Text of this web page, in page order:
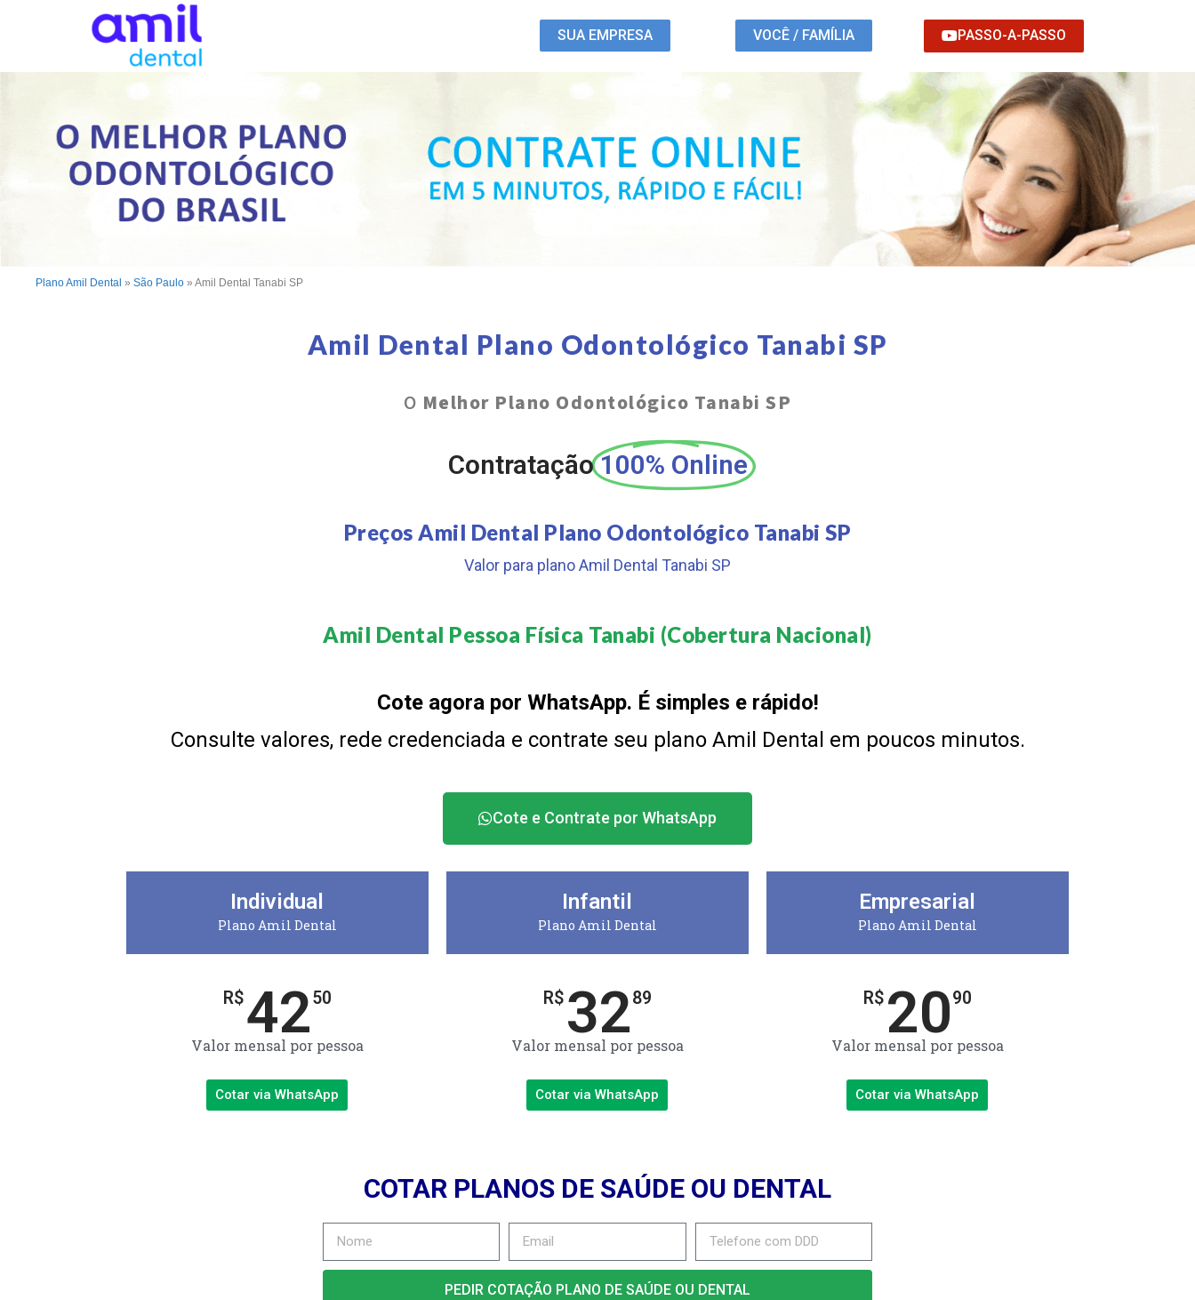
SUA EMPRESA VOCÊ / FAMÍLIA PASSO-A-PASSO
Plano Amil Dental » São Paulo » Amil Dental Tanabi SP
Amil Dental Plano Odontológico Tanabi SP
O Melhor Plano Odontológico Tanabi SP
Contratação 100% Online
Preços Amil Dental Plano Odontológico Tanabi SP
Valor para plano Amil Dental Tanabi SP
Amil Dental Pessoa Física Tanabi (Cobertura Nacional)​
Cote agora por WhatsApp. É simples e rápido!
Consulte valores, rede credenciada e contrate seu plano Amil Dental em poucos minutos.
Cote e Contrate por WhatsApp
Individual
Plano Amil Dental
R$4250
Valor mensal por pessoa
Cotar via WhatsApp
Infantil
Plano Amil Dental
R$ 3289
Valor mensal por pessoa
Cotar via WhatsApp
Empresarial
Plano Amil Dental
R$ 2090
Valor mensal por pessoa
Cotar via WhatsApp
COTAR PLANOS DE SAÚDE OU DENTAL
PEDIR COTAÇÃO PLANO DE SAÚDE OU DENTAL